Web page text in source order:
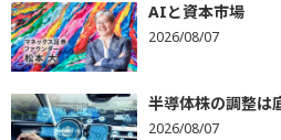
AIと資本市場
2026/08/07
半導体株の調整は
2026/08/07